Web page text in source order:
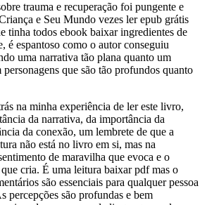
trauma e recuperação foi pungente e
e Seu Mundo vezes ler epub grátis
tinha todos ebook baixar ingredientes de
é espantoso como o autor conseguiu
uma narrativa tão plana quanto um
que são tão profundos quanto
na minha experiência de ler este livro,
da narrativa, da importância da
da conexão, um lembrete de que a
não está no livro em si, mas na
de maravilha que evoca e o
cria. É uma leitura baixar pdf mas o
são essenciais para qualquer pessoa
percepções são profundas e bem